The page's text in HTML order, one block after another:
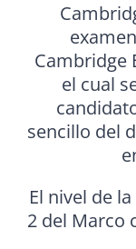
Cambridge
el cual
sencillo del
El nivel de
2 del Marco